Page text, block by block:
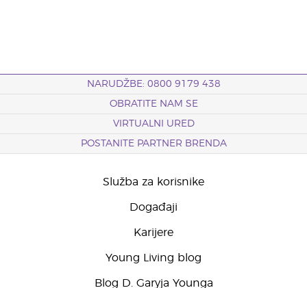
NARUDŽBE: 0800 9179 438
OBRATITE NAM SE
VIRTUALNI URED
POSTANITE PARTNER BRENDA
Služba za korisnike
Događaji
Karijere
Young Living blog
Blog D. Garyja Younga